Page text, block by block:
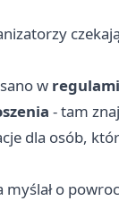
w
- tam
dla osób,
myślał o